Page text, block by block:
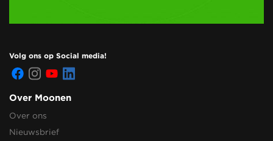
Volg ons op Social media!
Over Moonen
Over ons
Nieuwsbrief